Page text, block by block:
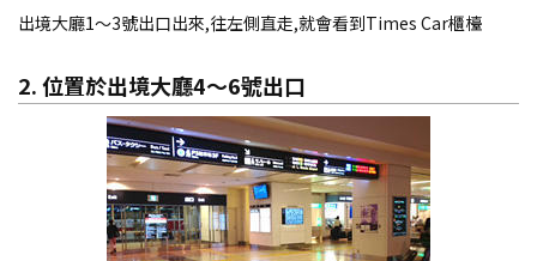
出境大廳1～3號出口出來,往左側直走,就會看到Times Car櫃檯
2. 位置於出境大廳4～6號出口